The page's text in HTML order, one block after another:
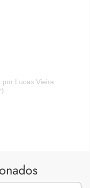
Lucas Vieira